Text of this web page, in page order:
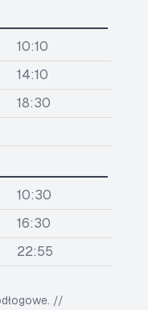
10:10
14:10
18:30
10:30
16:30
22:55
//